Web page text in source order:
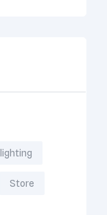
lighting
Store